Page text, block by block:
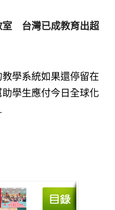
台灣已成教育出超
學系統如果還停留在
學生應付今日全球化